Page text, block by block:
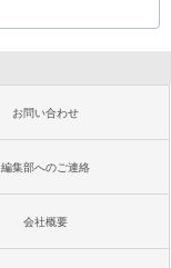
お問い合わせ
編集部へのご連絡
会社概要